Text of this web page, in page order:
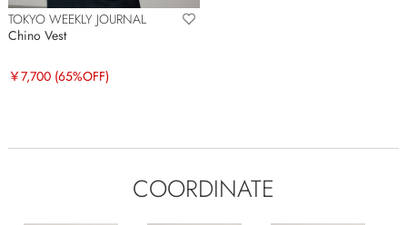
TOKYO WEEKLY JOURNAL
Chino Vest
￥7,700 (65%OFF)
COORDINATE